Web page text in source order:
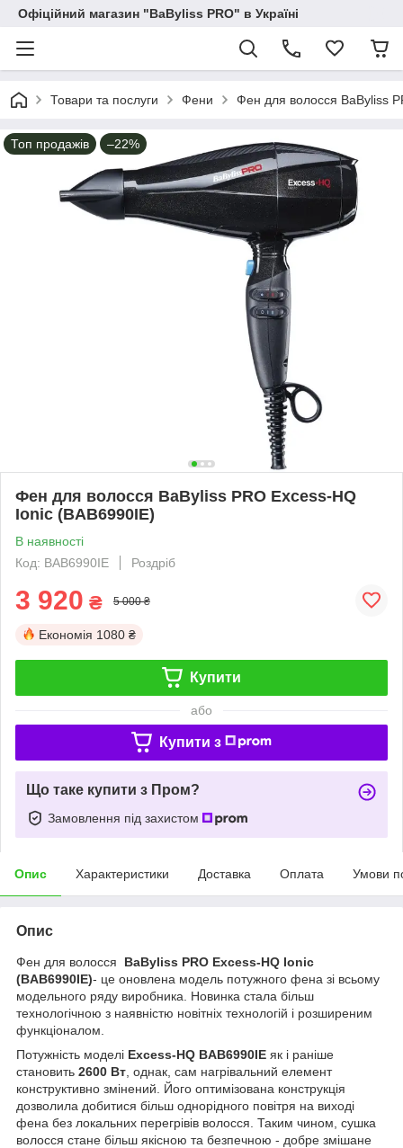
Офіційний магазин "BaByliss PRO" в Україні
Товари та послуги Фени Фен для волосся BaByliss
Топ продажів –22%
Фен для волосся BaByliss PRO Excess-HQ
Ionic (BAB6990IE)
В наявності
Код: BAB6990IE
Роздріб
3 920 ₴ 5 000 ₴
Економія 1080 ₴
Купити
або
Купити з
Що таке купити з Пром?
Замовлення під захистом
Опис Характеристики Доставка Оплата Умови
Опис
Фен для волосся
BaByliss PRO Excess-HQ Ionic
(BAB6990IE)- це оновлена модель потужного фена зі всьому
модельного ряду виробника. Новинка стала більш
технологічною з наявністю новітніх технологій і розширеним
функціоналом.
Потужність моделі Excess-HQ BAB6990IE як і раніше
становить 2600 Вт , однак, сам нагрівальний елемент
конструктивно змінений. Його оптимізована конструкція
дозволила добитися більш однорідного повітря на виході
фена без локальних перегрівів волосся. Таким чином, сушка
волосся стане більш якісною та безпечною - добре змішане